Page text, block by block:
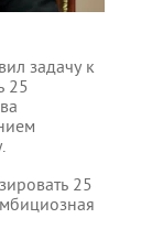
задачу к
25
25